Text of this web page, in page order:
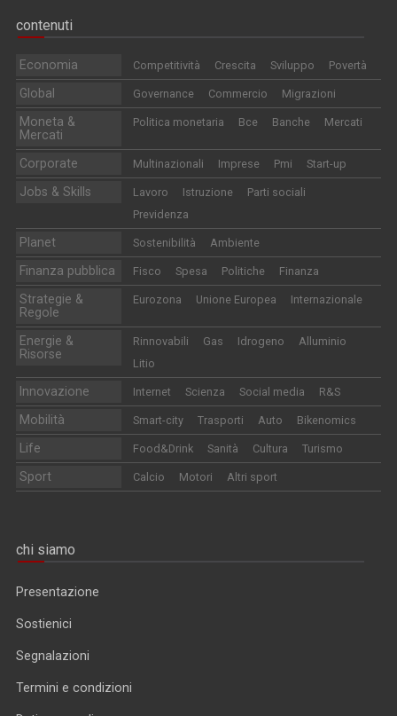
contenuti
Economia Competitività Crescita Sviluppo Povertà
Global Governance Commercio Migrazioni
Moneta &
Mercati
Politica monetaria Bce Banche Mercati
Corporate Multinazionali Imprese Pmi Start-up
Jobs & Skills Lavoro Istruzione
Parti sociali
Previdenza
Planet Sostenibilità Ambiente
Finanza pubblica Fisco Spesa Politiche Finanza
Strategie &
Regole
Eurozona Unione Europea Internazionale
Energie &
Risorse
Rinnovabili Gas Idrogeno
Alluminio
Litio
Innovazione Internet Scienza Social media R&S
Mobilità Smart-city Trasporti Auto Bikenomics
Life Food&Drink Sanità Cultura Turismo
Sport Calcio Motori Altri sport
chi siamo
Presentazione
Sostienici
Segnalazioni
Termini e condizioni